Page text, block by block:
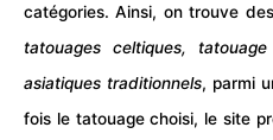
catégories. Ainsi, on trouve
tatouages celtiques,
asiatiques traditionnels, parmi
fois le tatouage choisi, le site